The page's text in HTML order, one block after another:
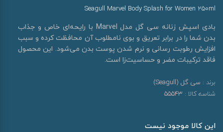
Seagull Marvel Body Splash for Women 250ml
بادی اسپش زنانه سی گل مدل Marvel با رایحه‌ای خاص و جذاب
بدن شما را در برابر تعریق و بوی نامطلوب آن محافظت کرده و سبب
افزایش رطوبت رسانی و نرم شدن پوست بدن می‌شود. این محصول
فاقد ترکیبات مضر و حساسیت‌زا است.
برند : سی گل (Seagull)
شناسه کالا : 55543
این کالا موجود نیست